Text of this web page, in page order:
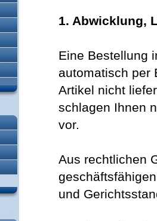
1. Abwicklung,
Eine Bestellung
automatisch per
Artikel nicht
schlagen Ihnen
vor.
Aus rechtlichen
und